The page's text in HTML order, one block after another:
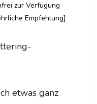
zur Verfügung
Empfehlung]⁠
etwas ganz